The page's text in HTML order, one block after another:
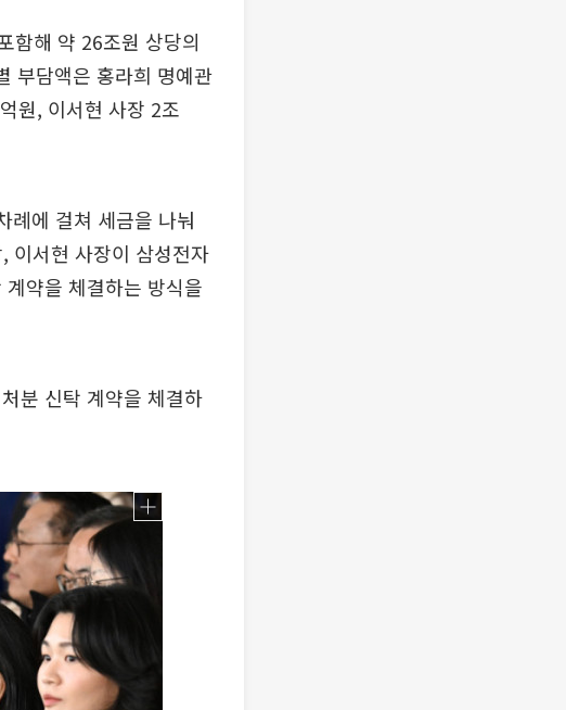
함해 약 26조원 상당의
부담액은 홍라희 명예관
원, 이서현 사장 2조
례에 걸쳐 세금을 나눠
이서현 사장이 삼성전자
약을 체결하는 방식을
분 신탁 계약을 체결하